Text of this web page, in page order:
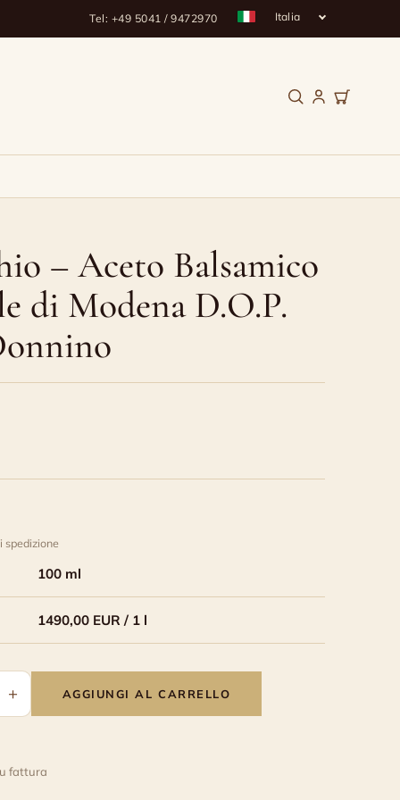
Tel: +49 5041 / 9472970 Italia
– Aceto Balsamico
di Modena D.O.P.
spedizione
100 ml
1490,00 EUR / 1 l
+ AGGIUNGI AL CARRELLO
fattura